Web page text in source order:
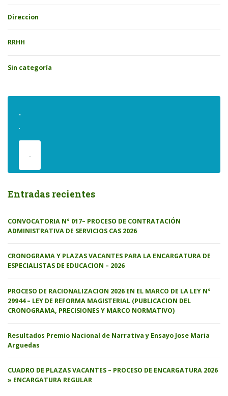
Direccion
RRHH
Sin categoría
.
.
.
Entradas recientes
CONVOCATORIA N° 017– PROCESO DE CONTRATACIÓN
ADMINISTRATIVA DE SERVICIOS CAS 2026
CRONOGRAMA Y PLAZAS VACANTES PARA LA ENCARGATURA DE
ESPECIALISTAS DE EDUCACION – 2026
PROCESO DE RACIONALIZACION 2026 EN EL MARCO DE LA LEY N°
29944 – LEY DE REFORMA MAGISTERIAL (PUBLICACION DEL
CRONOGRAMA, PRECISIONES Y MARCO NORMATIVO)
Resultados Premio Nacional de Narrativa y Ensayo Jose Maria
Arguedas
CUADRO DE PLAZAS VACANTES – PROCESO DE ENCARGATURA 2026
» ENCARGATURA REGULAR